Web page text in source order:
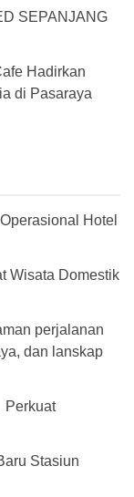
SEPANJANG
Hadirkan
di Pasaraya
Hotel
Wisata Domestik
perjalanan
dan lanskap
Perkuat
Stasiun